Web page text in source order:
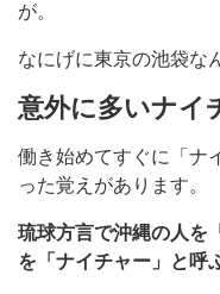
が。
なにげに東京の池袋な
意外に多いナイ
働き始めてすぐに「ナ
った覚えがあります。
琉球方言で沖縄の人を
を「ナイチャー」と呼